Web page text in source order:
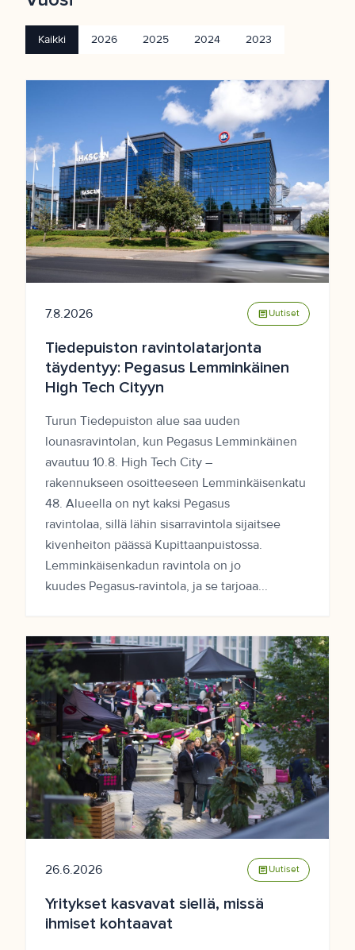
Kaikki 2026 2025 2024 2023
7.8.2026 article Uutiset
Tiedepuiston ravintolatarjonta
täydentyy: Pegasus Lemminkäinen
High Tech Cityyn
Turun Tiedepuiston alue saa uuden
lounasravintolan, kun Pegasus Lemminkäinen
avautuu 10.8. High Tech City –
rakennukseen osoitteeseen Lemminkäisenkatu
48. Alueella on nyt kaksi Pegasus
ravintolaa, sillä lähin sisarravintola sijaitsee
kivenheiton päässä Kupittaanpuistossa.
Lemminkäisenkadun ravintola on jo
kuudes Pegasus-ravintola, ja se tarjoaa...
26.6.2026 article Uutiset
Yritykset kasvavat siellä, missä
ihmiset kohtaavat